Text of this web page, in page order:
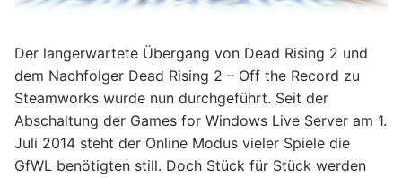
Der langerwartete Übergang von Dead Rising 2 und
dem Nachfolger Dead Rising 2 – Off the Record zu
Steamworks wurde nun durchgeführt. Seit der
Abschaltung der Games for Windows Live Server am 1.
Juli 2014 steht der Online Modus vieler Spiele die
GfWL benötigten still. Doch Stück für Stück werden